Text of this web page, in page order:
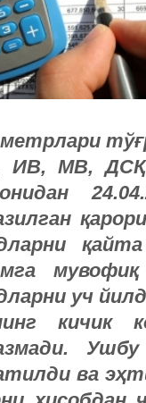
ИВ, МВ,ДСҚ
қайта
мувофиқ
уч
кичик
. Ушбу
ва